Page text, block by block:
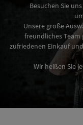
Besuchen Sie
Unsere große
freundliches
zufriedenen Einkauf
Wir heißen Sie